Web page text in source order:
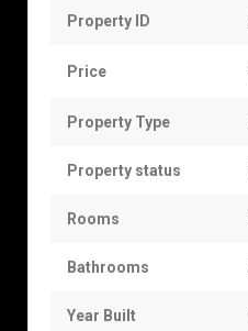
Property ID
Price
Property Type
Property status
Rooms
Bathrooms
Year Built